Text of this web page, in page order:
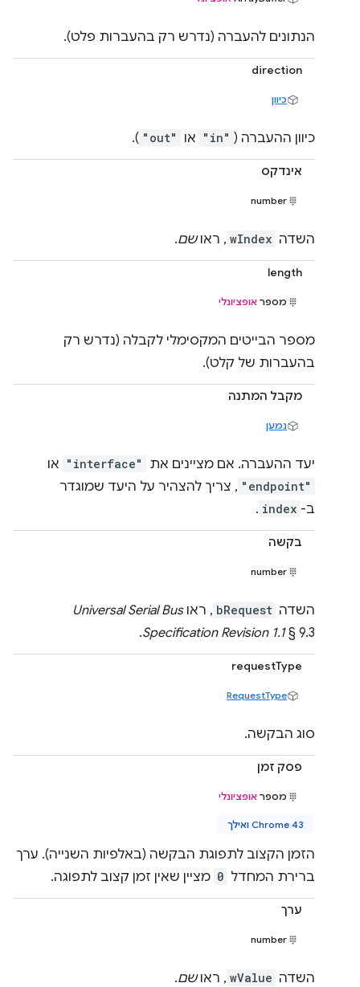
הנתונים להעברה (נדרש רק בהעברות פלט).
direction
כיוון
כיוון ההעברה ( "in" או "out"
).
אינדקס
number
השדה wIndex , ראושם.
length
מספר אופציונלי
מספר הבייטים המקסימלי לקבלה (נדרש רק
בהעברות של קלט).
מקבל המתנה
נמען
יעד ההעברה. אם מציינים את "interface" או
"endpoint" , צריך להצהיר על היעד שמוגדר
ב- index
.
בקשה
number
השדה bRequest , ראוUniversal Serial Bus
Specification Revision 1.1§ 9.3.
requestType
RequestType
סוג הבקשה.
פסק זמן
מספר אופציונלי
Chrome 43 ואילך
הזמן הקצוב לתפוגת הבקשה (באלפיות השנייה). ערך
ברירת המחדל 0 מציין שאין זמן קצוב לתפוגה.
ערך
number
השדה wValue , ראושם.